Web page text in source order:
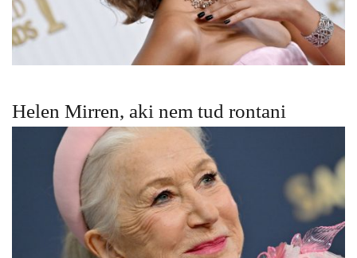
Helen Mirren, aki nem tud rontani